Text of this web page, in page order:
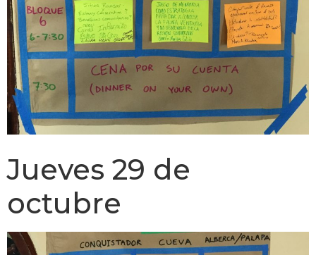
Jueves 29 de
octubre